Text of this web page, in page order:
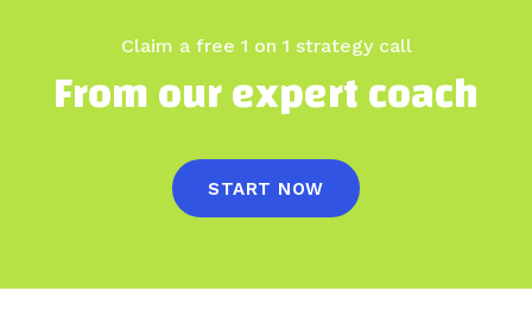
Claim a free 1 on 1 strategy call
From our expert coach
START NOW